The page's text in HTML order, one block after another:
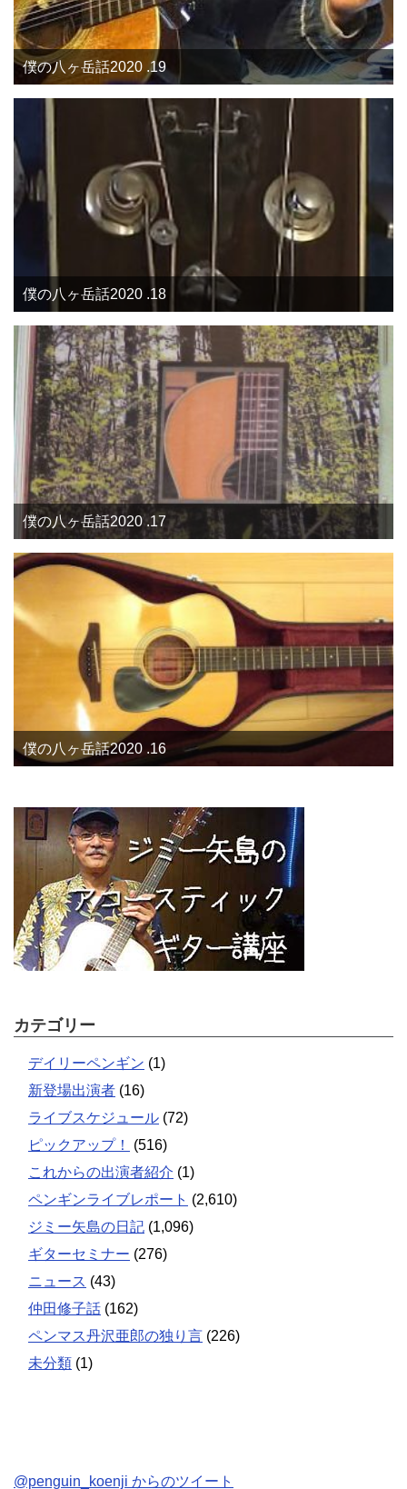
僕の八ヶ岳話2020 .19
僕の八ヶ岳話2020 .18
僕の八ヶ岳話2020 .17
僕の八ヶ岳話2020 .16
カテゴリー
デイリーペンギン (1)
新登場出演者 (16)
ライブスケジュール (72)
ピックアップ！
(516)
これからの出演者紹介 (1)
ペンギンライブレポート (2,610)
ジミー矢島の日記 (1,096)
ギターセミナー (276)
ニュース (43)
仲田修子話 (162)
ペンマス丹沢亜郎の独り言 (226)
未分類 (1)
@penguin_koenji からのツイート